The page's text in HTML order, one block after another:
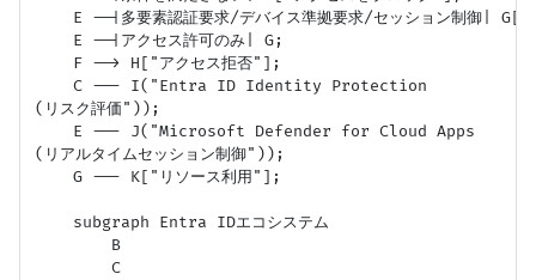
E --|多要素認証要求/デバイス準拠要求/セッション制御| G["
    E --|アクセス許可のみ| G;
    F --> H["アクセス拒否"];
    C --- I("Entra ID Identity Protection
(リスク評価"));
    E --- J("Microsoft Defender for Cloud Apps
(リアルタイムセッション制御"));
    G --- K["リソース利用"];
    subgraph Entra IDエコシステム
        B
        C